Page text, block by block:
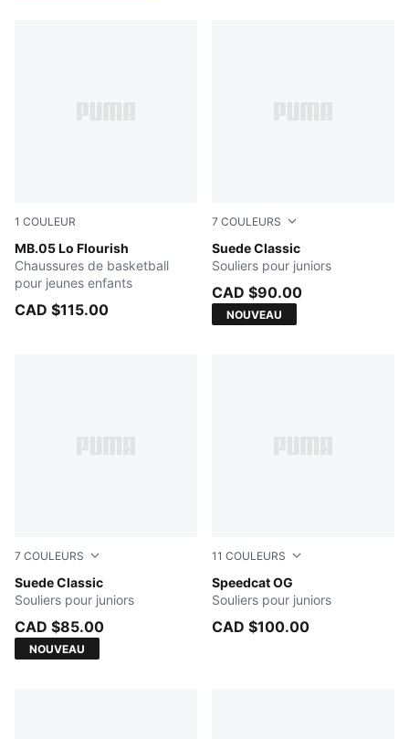
1 COULEUR
MB.05 Lo Flourish
Fluro Green Pes-Fluro Yellow Pes
Chaussures de basketball
pour jeunes enfants
CAD $115.00
7 COULEURS
Suede Classic
Haute Coffee-PUMA White
Souliers pour juniors
CAD $90.00
NOUVEAU
7 COULEURS
Suede Classic
PUMA Black-PUMA White
Souliers pour juniors
CAD $85.00
NOUVEAU
11 COULEURS
Speedcat OG
Pelé Yellow-PUMA Black
Souliers pour juniors
CAD $100.00